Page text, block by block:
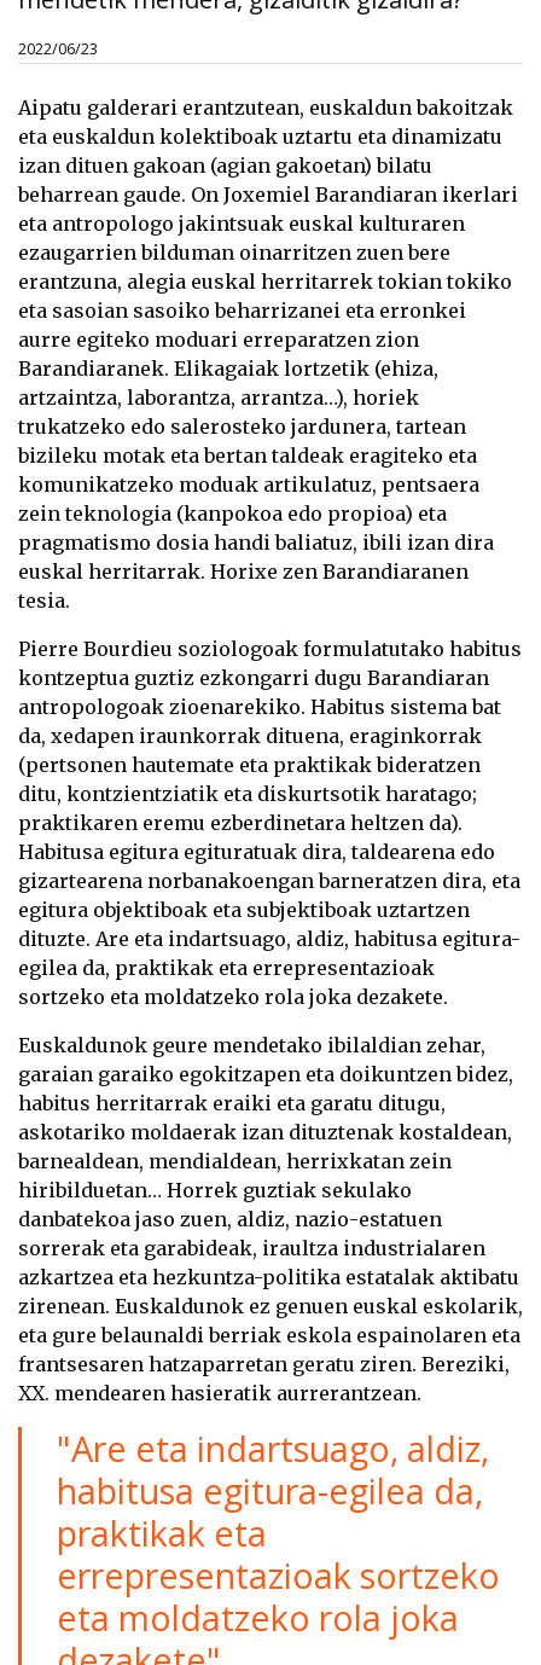
2022/06/23
Aipatu galderari erantzutean, euskaldun bakoitzak
eta euskaldun kolektiboak uztartu eta dinamizatu
izan dituen gakoan (agian gakoetan) bilatu
beharrean gaude. On Joxemiel Barandiaran ikerlari
eta antropologo jakintsuak euskal kulturaren
ezaugarrien bilduman oinarritzen zuen bere
erantzuna, alegia euskal herritarrek tokian tokiko
eta sasoian sasoiko beharrizanei eta erronkei
aurre egiteko moduari erreparatzen zion
Barandiaranek. Elikagaiak lortzetik (ehiza,
artzaintza, laborantza, arrantza…), horiek
trukatzeko edo salerosteko jardunera, tartean
bizileku motak eta bertan taldeak eragiteko eta
komunikatzeko moduak artikulatuz, pentsaera
zein teknologia (kanpokoa edo propioa) eta
pragmatismo dosia handi baliatuz, ibili izan dira
euskal herritarrak. Horixe zen Barandiaranen
tesia.
Pierre Bourdieu soziologoak formulatutako habitus
kontzeptua guztiz ezkongarri dugu Barandiaran
antropologoak zioenarekiko. Habitus sistema bat
da, xedapen iraunkorrak dituena, eraginkorrak
(pertsonen hautemate eta praktikak bideratzen
ditu, kontzientziatik eta diskurtsotik haratago;
praktikaren eremu ezberdinetara heltzen da).
Habitusa egitura egituratuak dira, taldearena edo
gizartearena norbanakoengan barneratzen dira, eta
egitura objektiboak eta subjektiboak uztartzen
dituzte. Are eta indartsuago, aldiz, habitusa egitura-
egilea da, praktikak eta errepresentazioak
sortzeko eta moldatzeko rola joka dezakete.
Euskaldunok geure mendetako ibilaldian zehar,
garaian garaiko egokitzapen eta doikuntzen bidez,
habitus herritarrak eraiki eta garatu ditugu,
askotariko moldaerak izan dituztenak kostaldean,
barnealdean, mendialdean, herrixkatan zein
hiribilduetan… Horrek guztiak sekulako
danbatekoa jaso zuen, aldiz, nazio-estatuen
sorrerak eta garabideak, iraultza industrialaren
azkartzea eta hezkuntza-politika estatalak aktibatu
zirenean. Euskaldunok ez genuen euskal eskolarik,
eta gure belaunaldi berriak eskola espainolaren eta
frantsesaren hatzaparretan geratu ziren. Bereziki,
XX. mendearen hasieratik aurrerantzean.
"Are eta indartsuago, aldiz,
habitusa egitura-egilea da,
praktikak eta
errepresentazioak sortzeko
eta moldatzeko rola joka